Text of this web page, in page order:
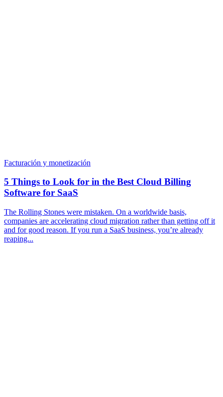
Facturación y monetización
5 Things to Look for in the Best Cloud Billing
Software for SaaS
The Rolling Stones were mistaken. On a worldwide basis,
companies are accelerating cloud migration rather than getting off it
and for good reason. If you run a SaaS business, you’re already
reaping...